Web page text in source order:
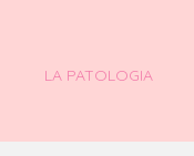
LA PATOLOGIA